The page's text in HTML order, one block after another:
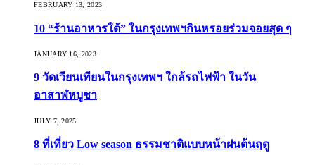
FEBRUARY 13, 2023
10 “ร้านอาหารใต้” ในกรุงเทพฯกินหรอยร่วมจอยสุด ๆ
JANUARY 16, 2023
9 วัดเวียนเทียนในกรุงเทพฯ ใกล้รถไฟฟ้า ในวัน
อาสาฬหบูชา
JULY 7, 2025
8 ที่เที่ยว Low season ธรรมชาติแบบหน้าฝนต้นฤดู️